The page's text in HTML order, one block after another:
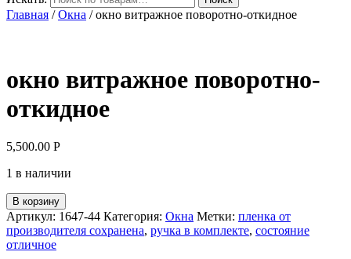
Главная /Окна / окно витражное поворотно-откидное
окно витражное поворотно-
откидное
5,500.00 Р
1 в наличии
В корзину
Артикул: 1647-44 Категория: Окна Метки: пленка от
производителя сохранена, ручка в комплекте, состояние
отличное